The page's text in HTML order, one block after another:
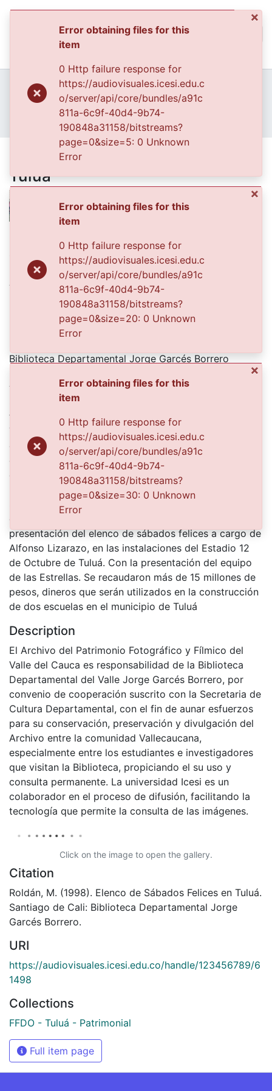
All of DSpace
Statistics
Home
Archivo del Patrimonio Fotográfico y Fílmico del Valle del Cauca
Fondo Fotográfico Diario Occidente
Regionales
FFDO - Tuluá - Patrimonial
Elenco de Sábados Felices en Tuluá
Elenco de Sábados Felices en
Tuluá
1998-07-24
Authors
Roldán, Marné
Publisher
Biblioteca Departamental Jorge Garcés Borrero
Abstract
Sábados Felices es un programa humorístico de la
televisión colombiana, producido por Caracol
Televisión. Tiene 43 años al aire. La primera emisión
de sábados Felices fue vista el 5 de febrero de 1972
con el nombre de Campeones de la risa, bajo la
dirección de Alfonso Lizarazo. El nombre del
programa cambió el 31 de enero de 1976 por el de
Sábados Felices.Con la asistencia de un gran número
de público se cumplió el sábado anterior la
presentación del elenco de sábados felices a cargo de
Alfonso Lizarazo, en las instalaciones del Estadio 12
de Octubre de Tuluá. Con la presentación del equipo
de las Estrellas. Se recaudaron más de 15 millones de
pesos, dineros que serán utilizados en la construcción
de dos escuelas en el municipio de Tuluá
Description
El Archivo del Patrimonio Fotográfico y Fílmico del
Valle del Cauca es responsabilidad de la Biblioteca
Departamental del Valle Jorge Garcés Borrero, por
convenio de cooperación suscrito con la Secretaria de
Cultura Departamental, con el fin de aunar esfuerzos
para su conservación, preservación y divulgación del
Archivo entre la comunidad Vallecaucana,
especialmente entre los estudiantes e investigadores
que visitan la Biblioteca, propiciando el su uso y
consulta permanente. La universidad Icesi es un
colaborador en el proceso de difusión, facilitando la
tecnología que permite la consulta de las imágenes.
Click on the image to open the gallery.
Citation
Roldán, M. (1998). Elenco de Sábados Felices en Tuluá.
Santiago de Cali: Biblioteca Departamental Jorge
Garcés Borrero.
URI
https://audiovisuales.icesi.edu.co/handle/123456789/6
1498
Collections
FFDO - Tuluá - Patrimonial
Full item page
×
Error obtaining files for this
item
0 Http failure response for
https://audiovisuales.icesi.edu.c
o/server/api/core/bundles/a91c
811a-6c9f-40d4-9b74-
190848a31158/bitstreams?
page=0&size=5: 0 Unknown
Error
Error obtaining files for this
0 Http failure response for
https://audiovisuales.icesi.edu.c
o/server/api/core/bundles/a91c
811a-6c9f-40d4-9b74-
190848a31158/bitstreams?
page=0&size=20: 0 Unknown
Error
0 Http failure response for
https://audiovisuales.icesi.edu.c
o/server/api/core/bundles/a91c
811a-6c9f-40d4-9b74-
190848a31158/bitstreams?
page=0&size=30: 0 Unknown
Error